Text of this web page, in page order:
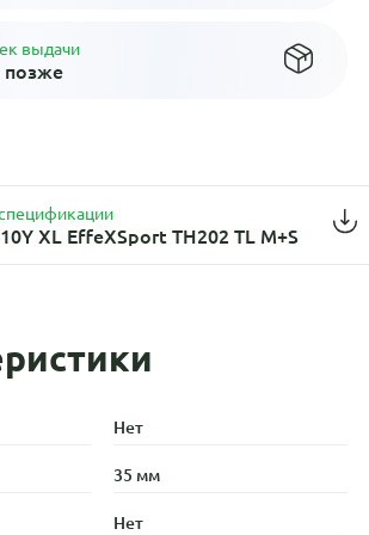
выдачи
позже
XL EffeXSport TH202 TL M+S
Нет
35 мм
Нет